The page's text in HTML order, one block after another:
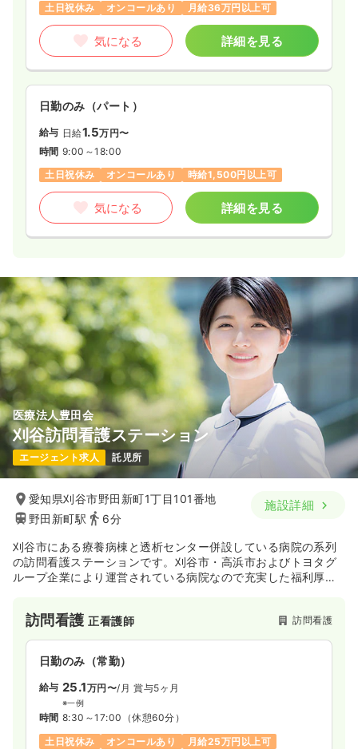
土日祝休み
オンコールあり 月給36万円以上可
気になる 詳細を見る
日勤のみ（パート）
給与 日給1.5万円〜
時間 9:00～18:00
土日祝休み
オンコールあり 時給1,500円以上可
気になる 詳細を見る
医療法人豊田会
刈谷訪問看護ステーション
エージェント求人 託児所
愛知県刈谷市野田新町1丁目101番地
野田新町駅
6分
施設詳細
刈谷市にある療養病棟と透析センター併設している病院の系列
の訪問看護ステーションです。刈谷市・高浜市およびトヨタグ
ループ企業により運営されている病院なので充実した福利厚生
訪問看護正看護師 訪問看護
日勤のみ（常勤）
給与 25.1万円〜/月 賞与5ヶ月
※一例
時間 8:30～17:00 （休憩60分）
土日祝休み
オンコールあり 月給25万円以上可